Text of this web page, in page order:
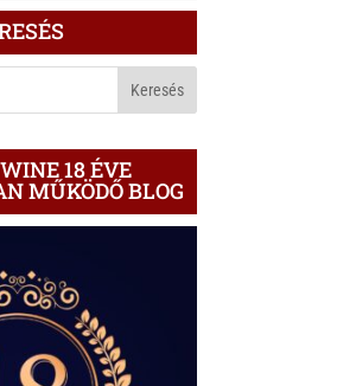
18 ÉVE
MŰKÖDŐ BLOG